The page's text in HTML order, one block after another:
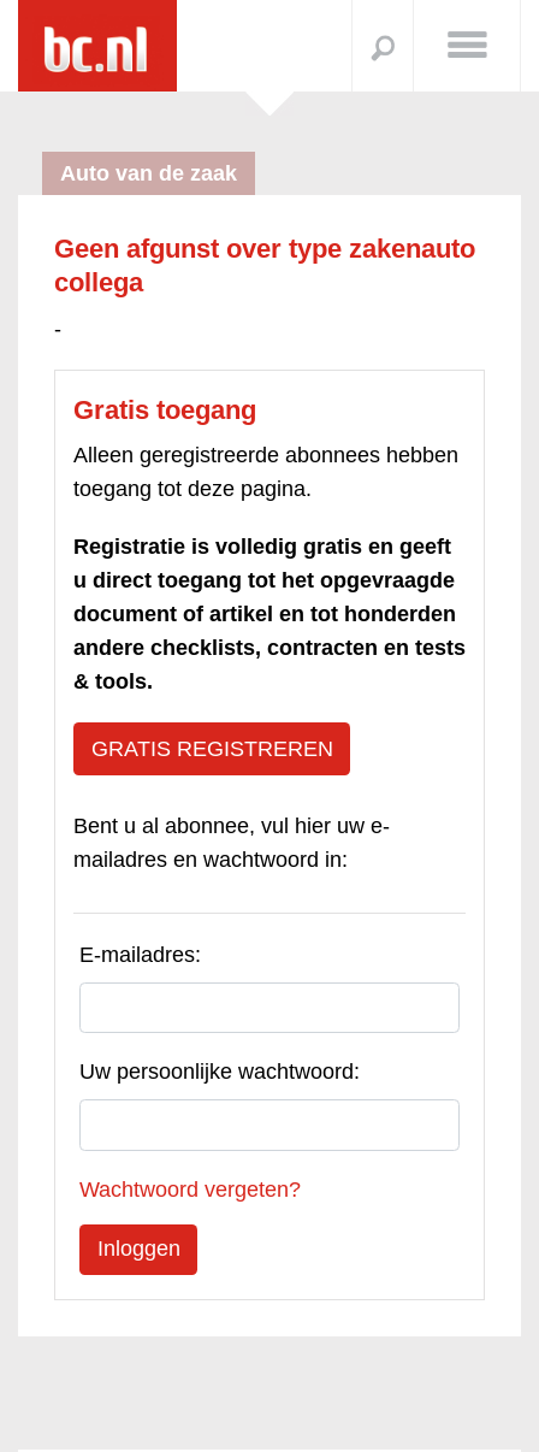
Auto van de zaak
Geen afgunst over type zakenauto
collega
-
Gratis toegang
Alleen geregistreerde abonnees hebben
toegang tot deze pagina.
Registratie is volledig gratis en geeft
u direct toegang tot het opgevraagde
document of artikel en tot honderden
andere checklists, contracten en tests
& tools.
GRATIS REGISTREREN
Bent u al abonnee, vul hier uw e-
mailadres en wachtwoord in:
E-mailadres:
Uw persoonlijke wachtwoord:
Wachtwoord vergeten?